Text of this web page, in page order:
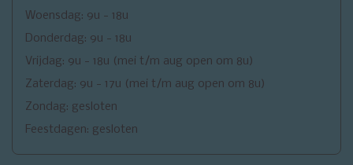
Woensdag: 9u - 18u
Donderdag: 9u - 18u
Vrijdag: 9u - 18u (mei t/m aug open om 8u)
Zaterdag: 9u - 17u (mei t/m aug open om 8u)
Zondag: gesloten
Feestdagen: gesloten